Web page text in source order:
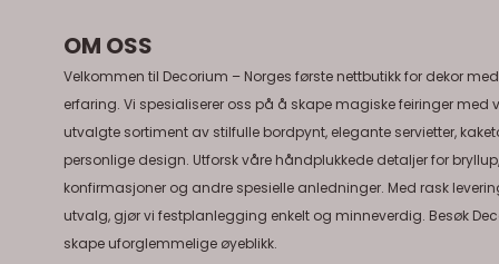
OM OSS
Velkommen til Decorium – Norges første nettbutikk for dekor
erfaring. Vi spesialiserer oss på å skape magiske feiringer med
utvalgte sortiment av stilfulle bordpynt, elegante servietter,
personlige design. Utforsk våre håndplukkede detaljer for
konfirmasjoner og andre spesielle anledninger. Med rask
utvalg, gjør vi festplanlegging enkelt og minneverdig. Besøk
skape uforglemmelige øyeblikk.